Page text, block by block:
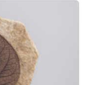
Dr. Ralf Erdmann
einen bislang
des
der Bäckerhefe
der für die
ist. Die
in der